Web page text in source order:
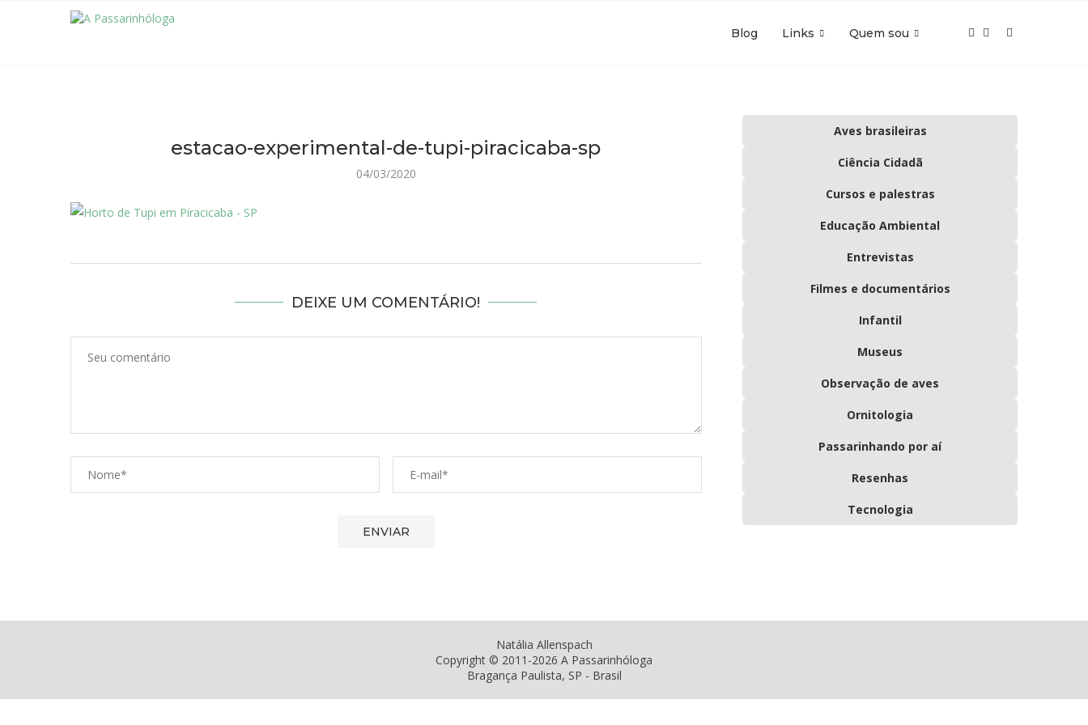
Blog Links Quem sou
estacao-experimental-de-tupi-piracicaba-sp
04/03/2020
DEIXE UM COMENTÁRIO!
Aves brasileiras
Ciência Cidadã
Cursos e palestras
Educação Ambiental
Entrevistas
Filmes e documentários
Infantil
Museus
Observação de aves
Ornitologia
Passarinhando por aí
Resenhas
Tecnologia
Natália Allenspach
Copyright © 2011-2026 A Passarinhóloga
Bragança Paulista, SP - Brasil